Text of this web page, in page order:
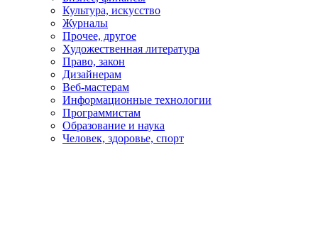
Культура, искусство
Журналы
Прочее, другое
Художественная литература
Право, закон
Дизайнерам
Веб-мастерам
Информационные технологии
Программистам
Образование и наука
Человек, здоровье, спорт